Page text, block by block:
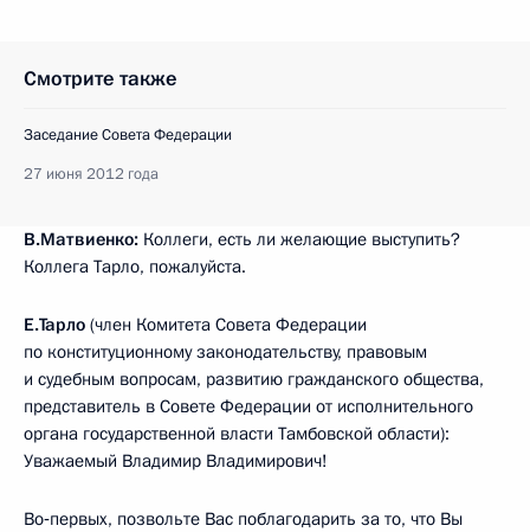
Смотрите также
Заседание Совета Федерации
27 июня 2012 года
В.Матвиенко: Коллеги, есть ли желающие выступить?
Коллега Тарло, пожалуйста.
Е.Тарло (член Комитета Совета Федерации
по конституционному законодательству, правовым
и судебным вопросам, развитию гражданского общества,
представитель в Совете Федерации от исполнительного
органа государственной власти Тамбовской области):
Уважаемый Владимир Владимирович!
Во‑первых, позвольте Вас поблагодарить за то, что Вы